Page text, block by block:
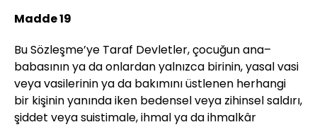
Madde 19
Bu Sözleşme’ye Taraf Devletler, çocuğun ana–
babasının ya da onlardan yalnızca birinin, yasal vasi
veya vasilerinin ya da bakımını üstlenen herhangi
bir kişinin yanında iken bedensel veya zihinsel saldırı,
şiddet veya suistimale, ihmal ya da ihmalkâr